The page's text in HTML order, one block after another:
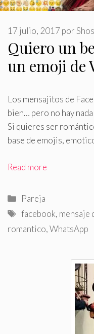
Quiero un
un emoji de
17 julio, 2017 por
Los mensajitos de
bien… pero no hay
Si quieres ser
base de emojis,
Read more
Categorías
Pareja
Etiquetas
facebook, mensaje
romantico,WhatsApp